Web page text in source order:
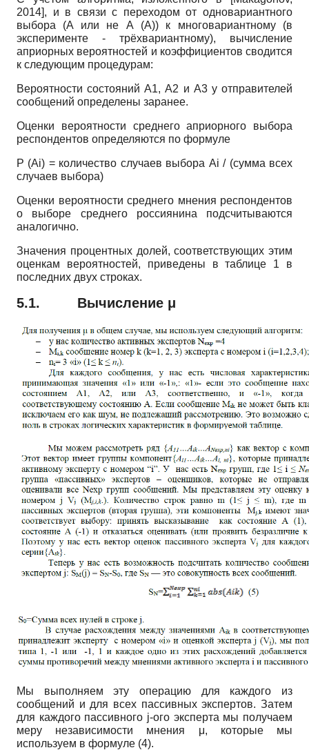
2014], и в связи с переходом от одновариантного
выбора (A или не А (А)) к многовариантному (в
эксперименте - трёхвариантному), вычисление
априорных вероятностей и коэффициентов сводится
к следующим процедурам:
Вероятности состояний А1, А2 и А3 у отправителей
сообщений определены заранее.
Оценки вероятности среднего априорного выбора
респондентов определяются по формуле
P (Ai) = количество случаев выбора Ai / (сумма всех
случаев выбора)
Оценки вероятности среднего мнения респондентов
о выборе среднего россиянина подсчитываются
аналогично.
Значения процентных долей, соответствующих этим
оценкам вероятностей, приведены в таблице 1 в
последних двух строках.
5.1. Вычисление μ
Мы выполняем эту операцию для каждого из
сообщений и для всех пассивных экспертов. Затем
для каждого пассивного j-ого эксперта мы получаем
меру независимости мнения μ, которые мы
используем в формуле (4).